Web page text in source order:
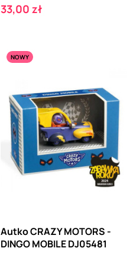
Cena
33,00 zł
NOWY
Autko CRAZY MOTORS -
DINGO MOBILE DJ05481